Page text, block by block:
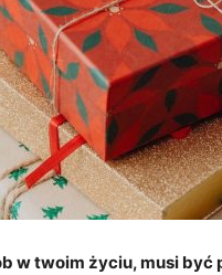
w twoim życiu, musi być